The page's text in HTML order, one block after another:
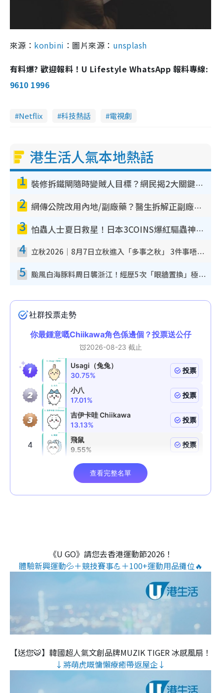
來源： konbini ：圖片來源： unsplash
有料爆? 歡迎報料！U Lifestyle WhatsApp 報料專線:
9610 1996
Netflix 科技熱話 電視劇
港生活人氣本地熱話
1 裝修拆鐵閘隨時變賊人目標？網民揭2大關鍵用途：裝新式等於白裝？附新舊鐵閘分別
2 網傳公院改用內地/副廠藥？醫生拆解正副廠分別 揭4類人換藥隨時出事
3 怕蟲人士夏日救星！日本3COINS爆紅驅蟲神器$45起 1招「全程免觸碰」輕鬆搞定小強
4 立秋2026｜8月7日立秋進入「多事之秋」 3件事唔做得！專家教6招開運 清枱頭／銀包納氣接好運
5 颱風白海豚料周日襲浙江！經歷5次「眼牆置換」極罕見 成登陸內地最長途颱風
《U GO》請您去香港運動節2026！
體驗新興運動💦＋競技賽事💪＋100+運動用品攤位🔥
【送您🐯】韓國超人氣文創品牌MUZIK TIGER 冰感風扇！
↓將萌虎嘅慵懶療癒帶返屋企↓